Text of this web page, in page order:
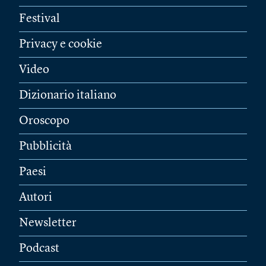
Festival
Privacy e cookie
Video
Dizionario italiano
Oroscopo
Pubblicità
Paesi
Autori
Newsletter
Podcast